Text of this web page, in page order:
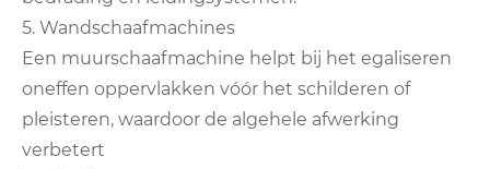
5. Wandschaafmachines
Een muurschaafmachine helpt bij het egaliseren
oneffen oppervlakken vóór het schilderen of
pleisteren, waardoor de algehele afwerking
verbetert